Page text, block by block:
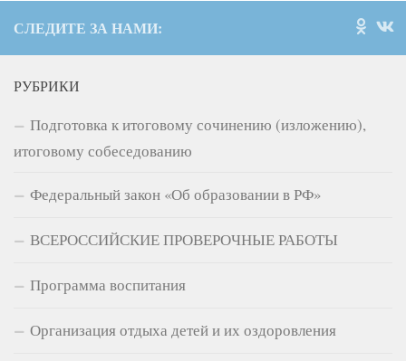
СЛЕДИТЕ ЗА НАМИ:
РУБРИКИ
Подготовка к итоговому сочинению (изложению),
итоговому собеседованию
Федеральный закон «Об образовании в РФ»
ВСЕРОССИЙСКИЕ ПРОВЕРОЧНЫЕ РАБОТЫ
Программа воспитания
Организация отдыха детей и их оздоровления